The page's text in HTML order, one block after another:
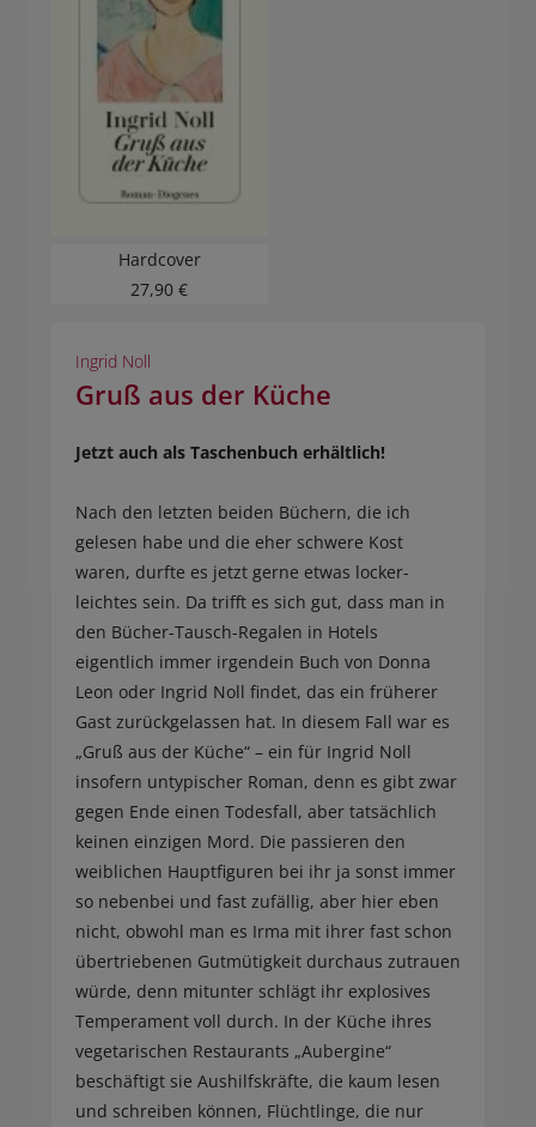
Hardcover
27,90 €
Ingrid Noll
Gruß aus der Küche
Jetzt auch als Taschenbuch erhältlich!
Nach den letzten beiden Büchern, die ich
gelesen habe und die eher schwere Kost
waren, durfte es jetzt gerne etwas locker-
leichtes sein. Da trifft es sich gut, dass man in
den Bücher-Tausch-Regalen in Hotels
eigentlich immer irgendein Buch von Donna
Leon oder Ingrid Noll findet, das ein früherer
Gast zurückgelassen hat. In diesem Fall war es
„Gruß aus der Küche“ – ein für Ingrid Noll
insofern untypischer Roman, denn es gibt zwar
gegen Ende einen Todesfall, aber tatsächlich
keinen einzigen Mord. Die passieren den
weiblichen Hauptfiguren bei ihr ja sonst immer
so nebenbei und fast zufällig, aber hier eben
nicht, obwohl man es Irma mit ihrer fast schon
übertriebenen Gutmütigkeit durchaus zutrauen
würde, denn mitunter schlägt ihr explosives
Temperament voll durch. In der Küche ihres
vegetarischen Restaurants „Aubergine“
beschäftigt sie Aushilfskräfte, die kaum lesen
und schreiben können, Flüchtlinge, die nur